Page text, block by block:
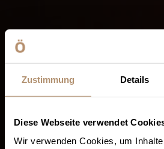
Zustimmung Details
Diese Webseite verwendet
Wir verwenden Cookies, um